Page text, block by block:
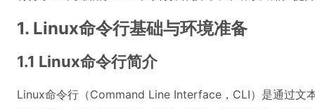
1. Linux命令行基础与环境准备
1.1 Linux命令行简介
Linux命令行（Command Line Interface，CLI）是通过文